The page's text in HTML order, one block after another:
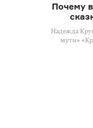
Почему
Надежда
мути»